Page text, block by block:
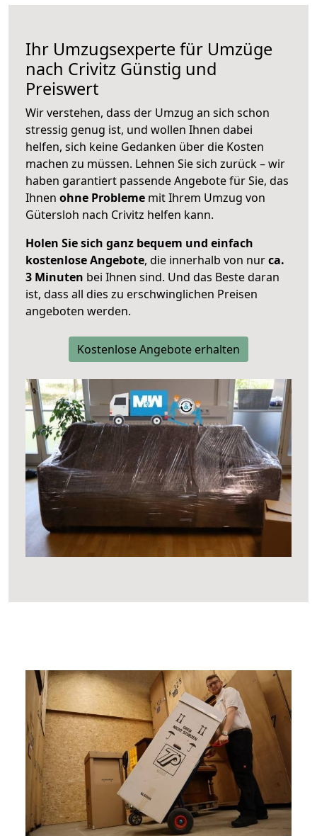
Ihr Umzugsexperte für Umzüge
nach Crivitz Günstig und
Preiswert
Wir verstehen, dass der Umzug an sich schon
stressig genug ist, und wollen Ihnen dabei
helfen, sich keine Gedanken über die Kosten
machen zu müssen. Lehnen Sie sich zurück – wir
haben garantiert passende Angebote für Sie, das
Ihnen ohne Probleme mit Ihrem Umzug von
Gütersloh nach Crivitz helfen kann.
Holen Sie sich ganz bequem und einfach
kostenlose Angebote, die innerhalb von nurca.
3 Minuten bei Ihnen sind. Und das Beste daran
ist, dass all dies zu erschwinglichen Preisen
angeboten werden.
Kostenlose Angebote erhalten